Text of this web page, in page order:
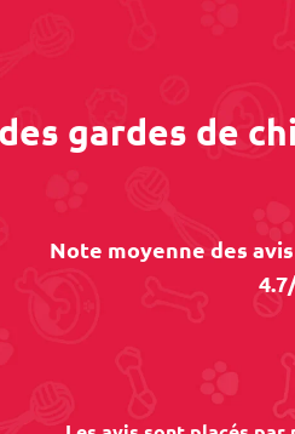
gardes de
Note moyenne des